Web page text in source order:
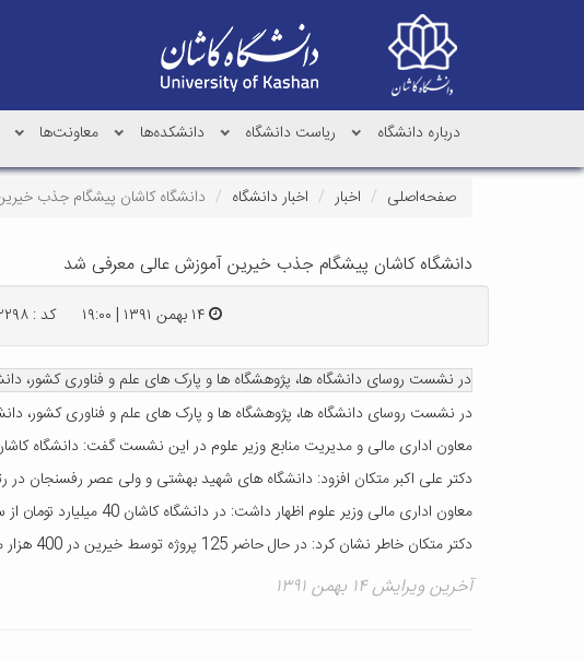
درباره دانشگاه ریاست دانشگاه دانشکده‌ها معاونت‌ها
صفحه‌اصلی اخبار اخبار دانشگاه دانشگاه کاشان پیشگام جذب
دانشگاه کاشان پیشگام جذب خیرین آموزش عالی معرفی شد
۱۴ بهمن ۱۳۹۱ | ۱۹:۰۰ کد : ۲۲۹۸
در نشست روسای دانشگاه ها، پژوهشگاه ها و پارک های علم و فناوری کشور،
در نشست روسای دانشگاه ها، پژوهشگاه ها و پارک های علم و فناوری کشور،
معاون اداری مالی و مدیریت منابع وزیر علوم در این نشست گفت: دانشگاه
دکتر علی اکبر متکان افزود: دانشگاه های شهید بهشتی و ولی عصر رفسنجان در
معاون اداری مالی وزیر علوم اظهار داشت: در دانشگاه کاشان 40 میلیارد تومان از سوی خیرین هزینه شده است که تاکنون 20 میلیارد تومان آن عملیاتی شده است.
دکتر متکان خاطر نشان کرد: در حال حاضر 125 پروژه توسط خیرین در 400 هزار متر مربع تاسیس و راه اندازی شده و تاکنون خیرین مبلغ 190 میلیارد تومان در دانشگاه ها هزینه کرده اند.
آخرین ویرایش ۱۴ بهمن ۱۳۹۱